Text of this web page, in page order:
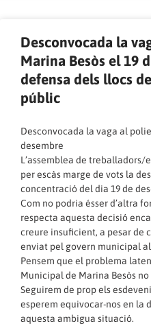
Desconvocada la
Marina Besòs el 19
defensa dels llocs
públic
Desconvocada la vaga al
desembre
L’assemblea de treballadors/
per escàs marge de vots la
concentració del dia 19 de
Com no podria ésser d’altra
respecta aquesta decisió
creure insuficient, a pesar de
enviat pel govern municipal al
Pensem que el problema
Municipal de Marina Besòs
Seguirem de prop els
esperem equivocar-nos en la
aquesta ambigua situació.